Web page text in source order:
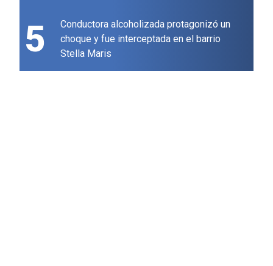
5
Conductora alcoholizada protagonizó un
choque y fue interceptada en el barrio
Stella Maris